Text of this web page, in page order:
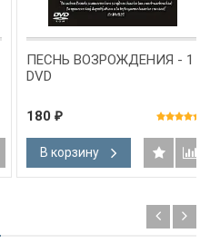
ПЕСНЬ ВОЗРОЖДЕНИЯ - 1
DVD
180 ₽
В корзину